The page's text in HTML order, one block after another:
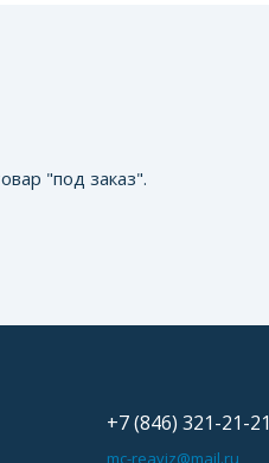
"под заказ".
+7 (846) 321-21-21
mc-reaviz@mail.ru